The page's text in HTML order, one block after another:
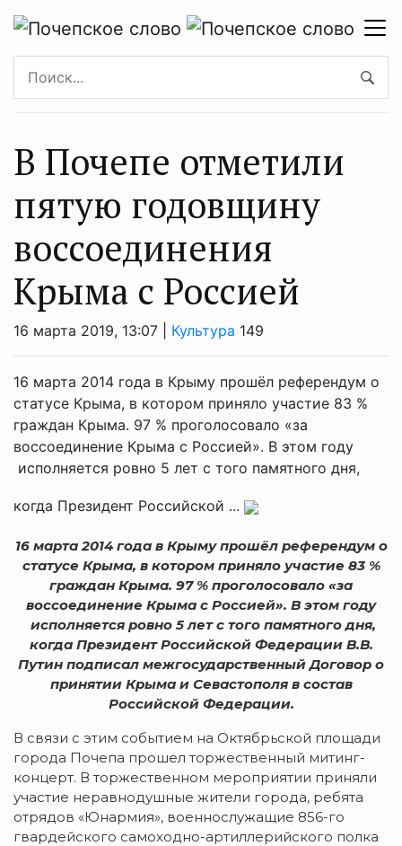
В Почепе отметили
пятую годовщину
воссоединения
Крыма с Россией
16 марта 2019, 13:07 | Культура 149
16 марта 2014 года в Крыму прошёл референдум о
статусе Крыма, в котором приняло участие 83 %
граждан Крыма. 97 % проголосовало «за
воссоединение Крыма с Россией». В этом году
исполняется ровно 5 лет с того памятного дня,
когда Президент Российской ...
16 марта 2014 года в Крыму прошёл референдум о
статусе Крыма, в котором приняло участие 83 %
граждан Крыма. 97 % проголосовало «за
воссоединение Крыма с Россией». В этом году
исполняется ровно 5 лет с того памятного дня,
когда Президент Российской Федерации В.В.
Путин подписал межгосударственный Договор о
принятии Крыма и Севастополя в состав
Российской Федерации.
В связи с этим событием на Октябрьской площади
города Почепа прошел торжественный митинг-
концерт. В торжественном мероприятии приняли
участие неравнодушные жители города, ребята
отрядов «Юнармия», военнослужащие 856-го
гвардейского самоходно-артиллерийского полка